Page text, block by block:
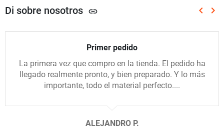
Di sobre nosotros link keyboard_arrow_left keyboard_arrow_right
Primer pedido
La primera vez que compro en la tienda. El pedido ha
llegado realmente pronto, y bien preparado. Y lo más
importante, todo el material perfecto....
ALEJANDRO P.